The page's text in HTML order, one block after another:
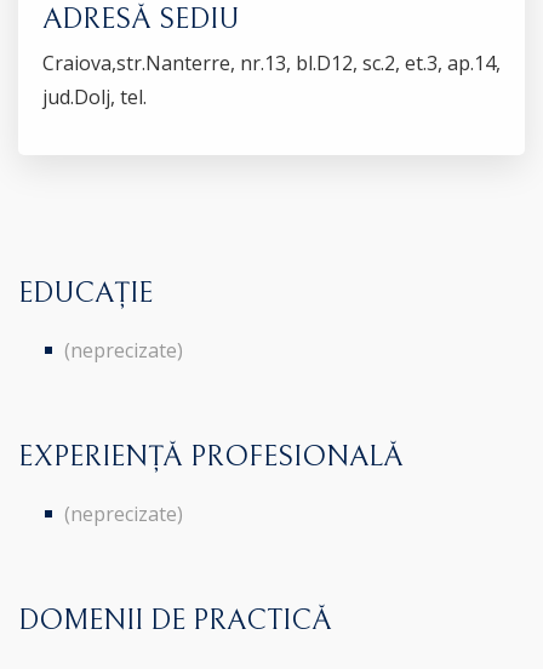
ADRESĂ SEDIU
Craiova,str.Nanterre, nr.13, bl.D12, sc.2, et.3, ap.14,
jud.Dolj, tel.
EDUCAȚIE
(neprecizate)
EXPERIENȚĂ PROFESIONALĂ
(neprecizate)
DOMENII DE PRACTICĂ